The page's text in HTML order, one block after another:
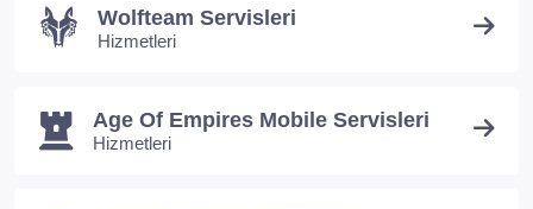
Wolfteam Servisleri
Hizmetleri
Age Of Empires Mobile Servisleri
Hizmetleri